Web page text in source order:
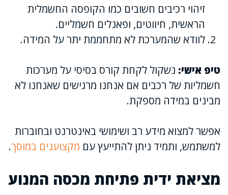
זיהוי רכיבים חשובים כמו הקופסה החשמלית
הראשית, חיווטים, ופאנלים חשמליים.
לוודא שהמערכת לא מתחממת יתר על המידה.
טיפ אישי: נשקול לקחת קורס בסיסי על מערכות
חשמליות של רכבים אם אנחנו מרגישים שאנחנו לא
מבינים במידה מספקת.
אפשר למצוא מידע רב ושימושי באינטרנט ובחוברות
למשתמש, ותמיד ניתן להתייעץ עם מקצוענים במוסך.
מציאת ידית פתיחת מכסה המנוע